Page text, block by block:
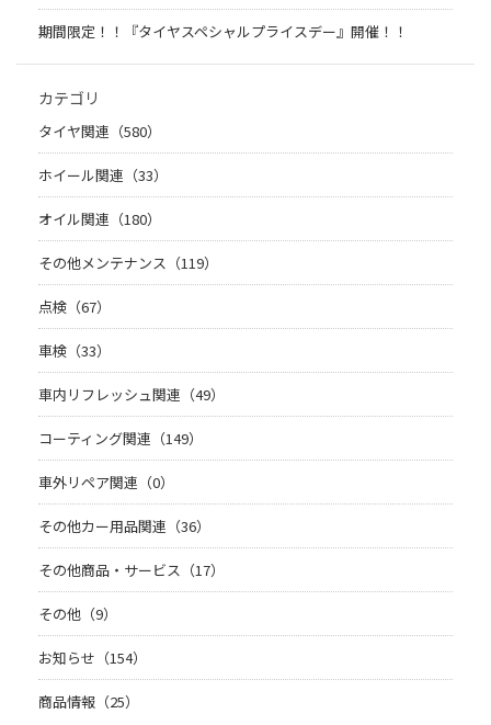
期間限定！！『タイヤスペシャルプライスデー』開催！！
カテゴリ
タイヤ関連（580）
ホイール関連（33）
オイル関連（180）
その他メンテナンス（119）
点検（67）
車検（33）
車内リフレッシュ関連（49）
コーティング関連（149）
車外リペア関連（0）
その他カー用品関連（36）
その他商品・サービス（17）
その他（9）
お知らせ（154）
商品情報（25）